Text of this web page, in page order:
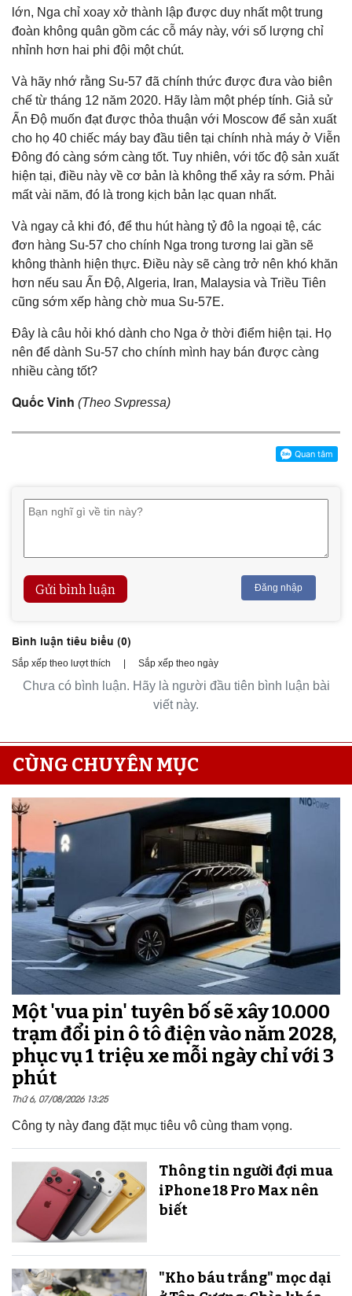
lớn, Nga chỉ xoay xở thành lập được duy nhất một trung
đoàn không quân gồm các cỗ máy này, với số lượng chỉ
nhỉnh hơn hai phi đội một chút.
Và hãy nhớ rằng Su-57 đã chính thức được đưa vào biên
chế từ tháng 12 năm 2020. Hãy làm một phép tính. Giả sử
Ấn Độ muốn đạt được thỏa thuận với Moscow để sản xuất
cho họ 40 chiếc máy bay đầu tiên tại chính nhà máy ở Viễn
Đông đó càng sớm càng tốt. Tuy nhiên, với tốc độ sản xuất
hiện tại, điều này về cơ bản là không thể xảy ra sớm. Phải
mất vài năm, đó là trong kịch bản lạc quan nhất.
Và ngay cả khi đó, để thu hút hàng tỷ đô la ngoại tệ, các
đơn hàng Su-57 cho chính Nga trong tương lai gần sẽ
không thành hiện thực. Điều này sẽ càng trở nên khó khăn
hơn nếu sau Ấn Độ, Algeria, Iran, Malaysia và Triều Tiên
cũng sớm xếp hàng chờ mua Su-57E.
Đây là câu hỏi khó dành cho Nga ở thời điểm hiện tại. Họ
nên để dành Su-57 cho chính mình hay bán được càng
nhiều càng tốt?
Quốc Vinh (Theo Svpressa)
Gửi bình luận Đăng nhập
Bình luận tiêu biểu (0)
Sắp xếp theo lượt thích Sắp xếp theo ngày
Chưa có bình luận. Hãy là người đầu tiên bình luận bài
viết này.
CÙNG CHUYÊN MỤC
Một 'vua pin' tuyên bố sẽ xây 10.000
trạm đổi pin ô tô điện vào năm 2028,
phục vụ 1 triệu xe mỗi ngày chỉ với 3
phút
Thứ 6, 07/08/2026 13:25
Công ty này đang đặt mục tiêu vô cùng tham vọng.
Thông tin người đợi mua
iPhone 18 Pro Max nên
biết
"Kho báu trắng" mọc dại